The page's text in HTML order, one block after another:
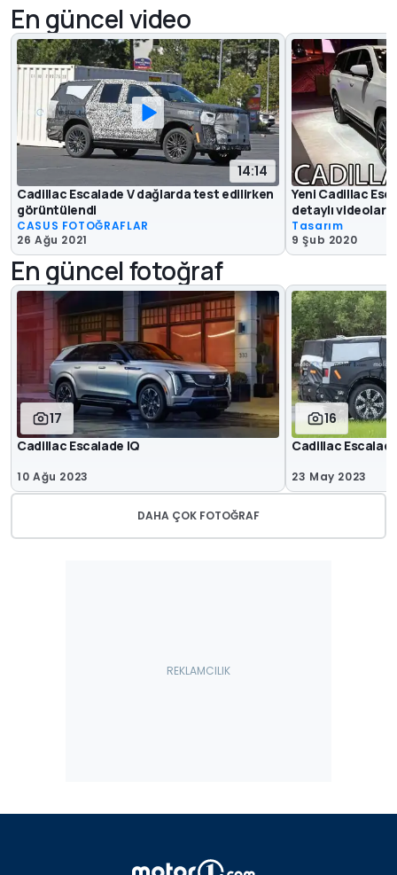
En güncel video
14:14
Cadillac Escalade V dağlarda test edilirken
görüntülendi
CASUS FOTOĞRAFLAR
26 Ağu 2021
Yeni Cadillac
detaylı
Tasarım
9 Şub 2020
En güncel fotoğraf
17
Cadillac Escalade IQ
10 Ağu 2023
16
Cadillac
23 May 2023
DAHA ÇOK FOTOĞRAF